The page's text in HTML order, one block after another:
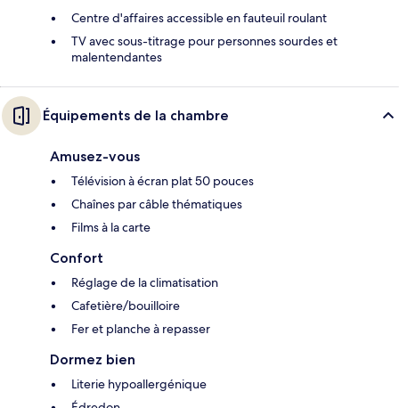
Centre d'affaires accessible en fauteuil roulant
TV avec sous-titrage pour personnes sourdes et
malentendantes
Équipements de la chambre
Amusez-vous
Télévision à écran plat 50 pouces
Chaînes par câble thématiques
Films à la carte
Confort
Réglage de la climatisation
Cafetière/bouilloire
Fer et planche à repasser
Dormez bien
Literie hypoallergénique